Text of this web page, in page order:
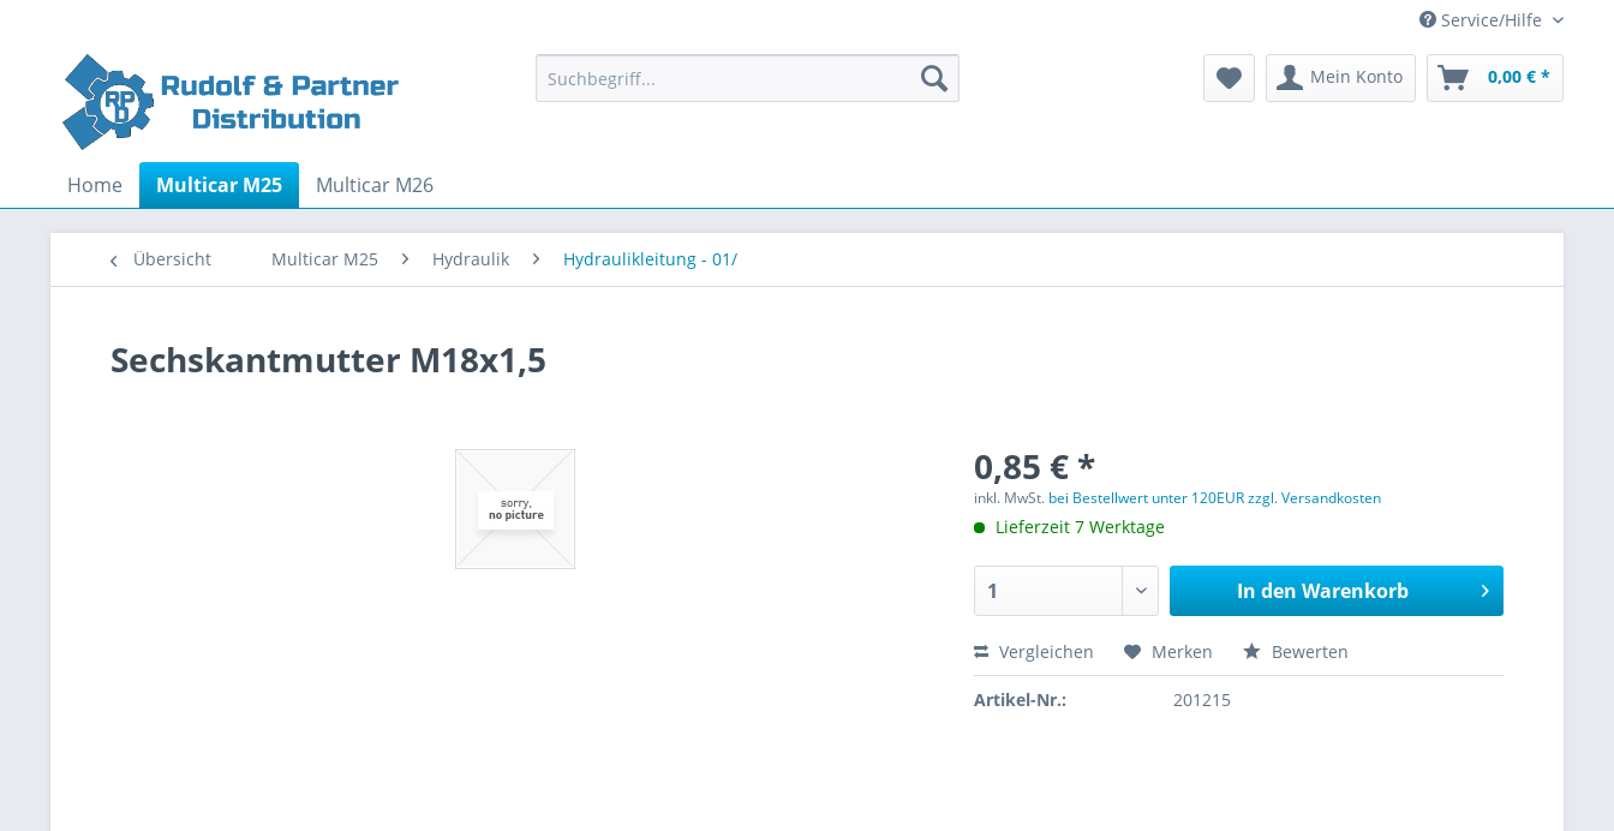
Service/Hilfe
Mein Konto 0,00 € *
Home Multicar M25 Multicar M26
Übersicht Multicar M25 Hydraulik Hydraulikleitung - 01/
Sechskantmutter M18x1,5
0,85 € *
inkl. MwSt. bei Bestellwert unter 120EUR zzgl. Versandkosten
Lieferzeit 7 Werktage
In den Warenkorb
Vergleichen Merken Bewerten
Artikel-Nr.: 201215